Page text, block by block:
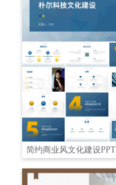
简约商业风文化建设PPT